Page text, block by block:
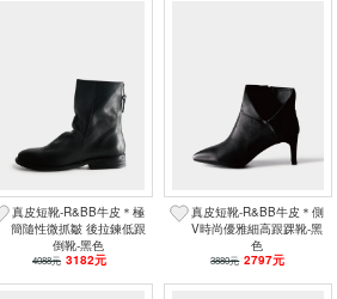
真皮短靴-R&BB牛皮＊極
簡隨性微抓皺 後拉鍊低跟
倒靴-黑色
4088元 3182元
真皮短靴-R&BB牛皮＊側
V時尚優雅細高跟踝靴-黑
色
3880元 2797元